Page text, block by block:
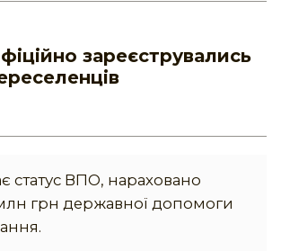
зареєструвались
статус ВПО, нараховано
грн державної допомоги